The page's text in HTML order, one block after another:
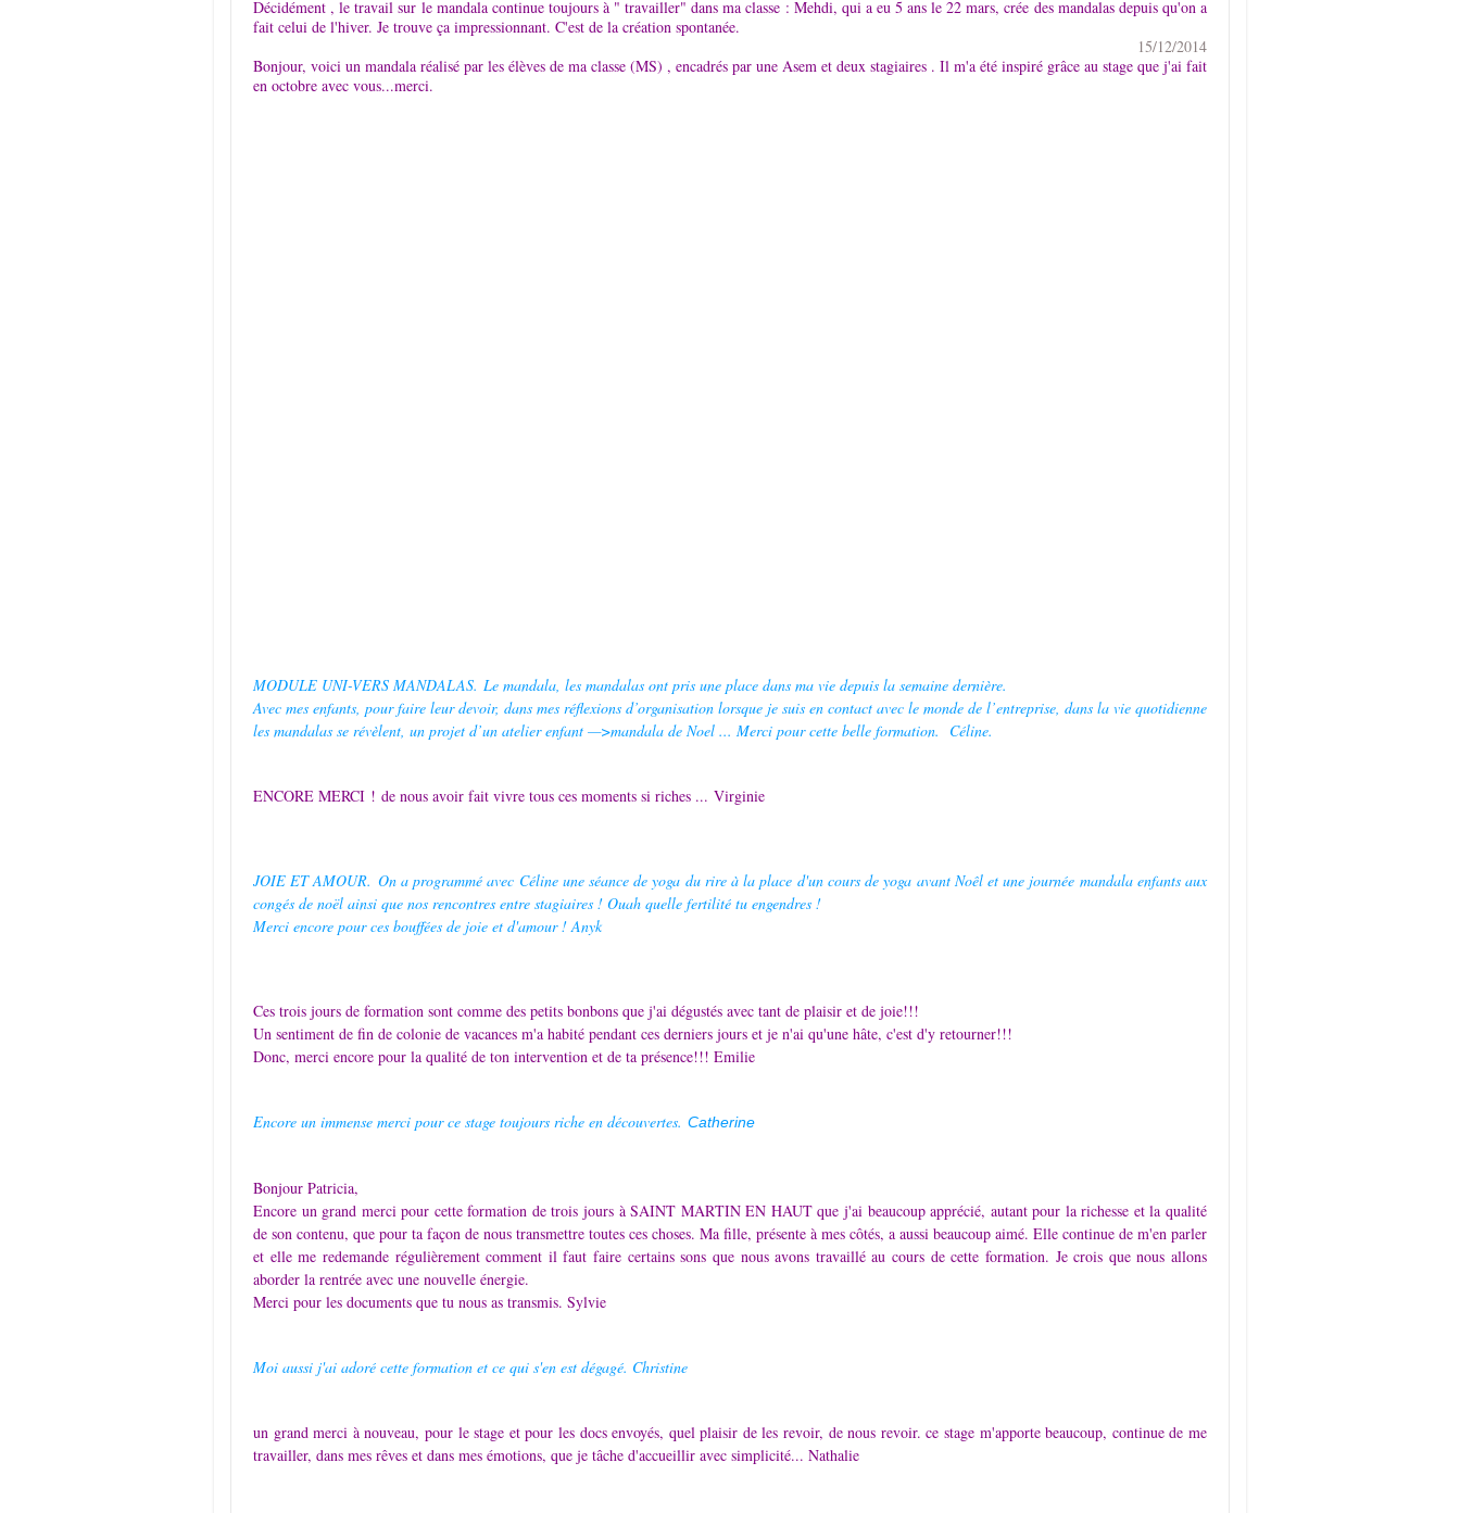
Décidément , le travail sur le mandala continue toujours à " travailler" dans ma classe : Mehdi, qui a eu 5 ans le 22 mars, crée des mandalas depuis qu'on a
fait celui de l'hiver. Je trouve ça impressionnant. C'est de la création spontanée.
15/12/2014
Bonjour, voici un mandala réalisé par les élèves de ma classe (MS) , encadrés par une Asem et deux stagiaires . Il m'a été inspiré grâce au stage que j'ai fait
en octobre avec vous...merci.
MODULE UNI-VERS MANDALAS. Le mandala, les mandalas ont pris une place dans ma vie depuis la semaine dernière.
Avec mes enfants, pour faire leur devoir, dans mes réflexions d’organisation lorsque je suis en contact avec le monde de l’entreprise, dans la vie quotidienne
les mandalas se révèlent, un projet d’un atelier enfant —>mandala de Noel ... Merci pour cette belle formation. Céline.
ENCORE MERCI ! de nous avoir fait vivre tous ces moments si riches ... Virginie
JOIE ET AMOUR. On a programmé avec Céline une séance de yoga du rire à la place d'un cours de yoga avant Noêl et une journée mandala enfants aux
congés de noël ainsi que nos rencontres entre stagiaires ! Ouah quelle fertilité tu engendres !
Merci encore pour ces bouffées de joie et d'amour ! Anyk
Ces trois jours de formation sont comme des petits bonbons que j'ai dégustés avec tant de plaisir et de joie!!!
Un sentiment de fin de colonie de vacances m'a habité pendant ces derniers jours et je n'ai qu'une hâte, c'est d'y retourner!!!
Donc, merci encore pour la qualité de ton intervention et de ta présence!!! Emilie
Encore un immense merci pour ce stage toujours riche en découvertes. Catherine
Bonjour Patricia,
Encore un grand merci pour cette formation de trois jours à SAINT MARTIN EN HAUT que j'ai beaucoup apprécié, autant pour la richesse et la qualité
de son contenu, que pour ta façon de nous transmettre toutes ces choses. Ma fille, présente à mes côtés, a aussi beaucoup aimé. Elle continue de m'en parler
et elle me redemande régulièrement comment il faut faire certains sons que nous avons travaillé au cours de cette formation. Je crois que nous allons
aborder la rentrée avec une nouvelle énergie.
Merci pour les documents que tu nous as transmis. Sylvie
Moi aussi j'ai adoré cette formation et ce qui s'en est dégagé. Christine
un grand merci à nouveau, pour le stage et pour les docs envoyés, quel plaisir de les revoir, de nous revoir. ce stage m'apporte beaucoup, continue de me
travailler, dans mes rêves et dans mes émotions, que je tâche d'accueillir avec simplicité... Nathalie